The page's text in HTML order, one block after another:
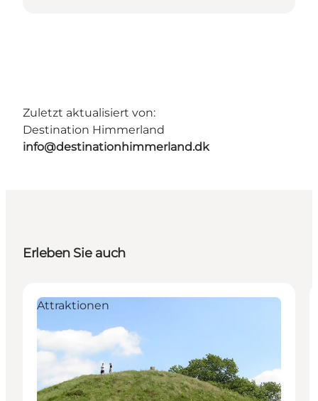
Zuletzt aktualisiert von:
Destination Himmerland
info@destinationhimmerland.dk
Erleben Sie auch
Attraktionen